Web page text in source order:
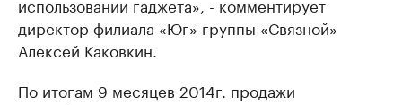
использовании гаджета», - комментирует
директор филиала «Юг» группы «Связной»
Алексей Каковкин.
По итогам 9 месяцев 2014г. продажи